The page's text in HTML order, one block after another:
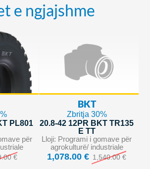
e ngjajshme
PL801
për
€
BKT
Zbritja 30%
20.8-42 12PR BKT TR135
E TT
Lloji: Programi i gomave për
agrokulturë/ industriale
1,078.00 € 1,540.00 €